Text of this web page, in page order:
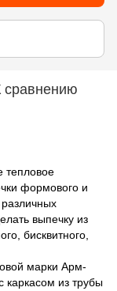
сравнению
тепловое
формового и
выпечку из
бисквитного,
марки Арм-
каркасом из трубы